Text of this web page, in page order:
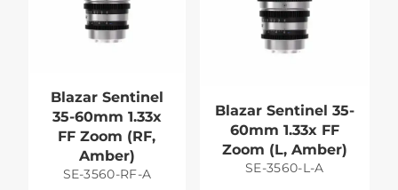
Blazar Sentinel
35-60mm 1.33x
FF Zoom (RF,
Amber)
SE-3560-RF-A
Blazar Sentinel 35-
60mm 1.33x FF
Zoom (L, Amber)
SE-3560-L-A